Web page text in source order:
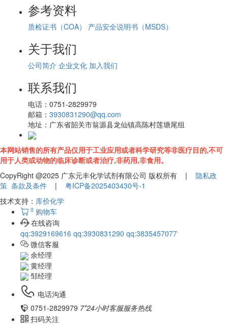
参考资料
质检证书（COA） 产品安全说明书（MSDS）
关于我们
公司简介 企业文化 加入我们
联系我们
电话： 0751-2829979
邮箱： 3930831290@qq.com
地址： 广东省韶关市翁源县龙仙镇高陈村莲塘尾组
本网站销售的所有产品仅用于工业应用或者科学研究等非医疗目的,不可
用于人类或动物的临床诊断或者治疗,非药用,非食用。
CopyRight @2025 广东元丰化学试剂有限公司 版权所有 | 隐私政
策 条款及条件 | 粤ICP备2025403430号-1
技术支持： 库价化学
0 购物车
在线咨询
qq:3929169616 qq:3930831290 qq:3835457077
微信客服
余经理
黄经理
邹经理
电话沟通
0751-2829979 7*24小时客服服务热线
扫码关注